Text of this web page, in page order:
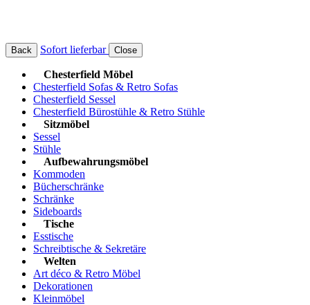
Back Sofort lieferbar Close
Chesterfield Möbel
Chesterfield Sofas & Retro Sofas
Chesterfield Sessel
Chesterfield Bürostühle & Retro Stühle
Sitzmöbel
Sessel
Stühle
Aufbewahrungsmöbel
Kommoden
Bücherschränke
Schränke
Sideboards
Tische
Esstische
Schreibtische & Sekretäre
Welten
Art déco & Retro Möbel
Dekorationen
Kleinmöbel